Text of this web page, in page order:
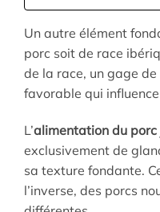
Un autre élément
porc soit de race
de la race, un gage
favorable qui
L’alimentation du porc
exclusivement de
sa texture fondante.
l’inverse, des porcs